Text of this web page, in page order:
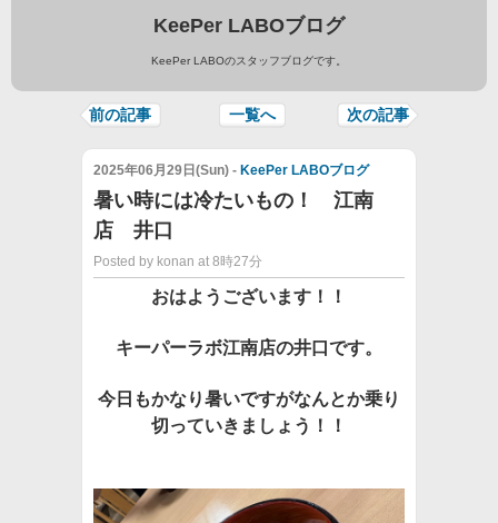
KeePer LABOブログ
KeePer LABOのスタッフブログです。
前の記事 一覧へ 次の記事
2025年06月29日(Sun) - KeePer LABOブログ
暑い時には冷たいもの！ 江南
店 井口
Posted by konan at 8時27分
おはようございます！！
キーパーラボ江南店の井口です。
今日もかなり暑いですがなんとか乗り
切っていきましょう！！